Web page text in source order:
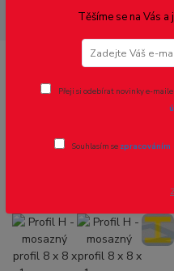
cena za 0,5m
Těšíme se na Vás a
Přeji si odebírat novinky e-
Souhlasím se